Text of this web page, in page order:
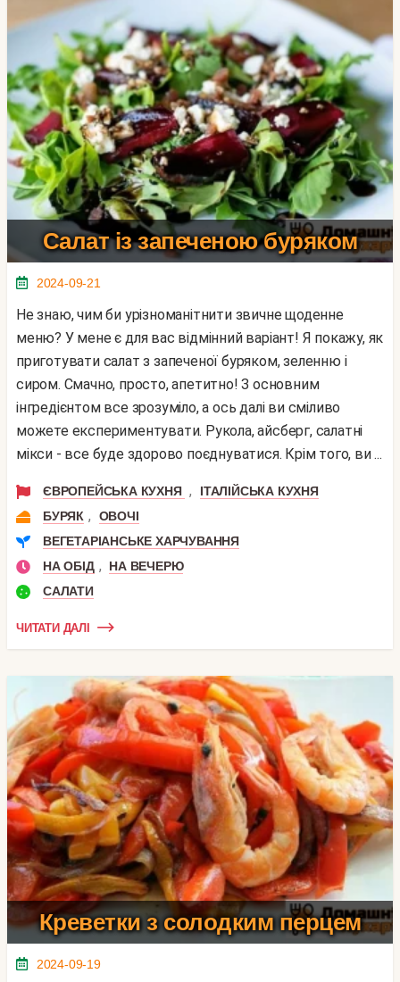
Салат із запеченою буряком
2024-09-21
Не знаю, чим би урізноманітнити звичне щоденне
меню? У мене є для вас відмінний варіант! Я покажу, як
приготувати салат з запеченої буряком, зеленню і
сиром. Смачно, просто, апетитно! З основним
інгредієнтом все зрозуміло, а ось далі ви сміливо
можете експериментувати. Рукола, айсберг, салатні
мікси - все буде здорово поєднуватися. Крім того, ви ...
ЄВРОПЕЙСЬКА КУХНЯ ,
ІТАЛІЙСЬКА КУХНЯ
БУРЯК ,
ОВОЧІ
ВЕГЕТАРІАНСЬКЕ ХАРЧУВАННЯ
НА ОБІД ,
НА ВЕЧЕРЮ
САЛАТИ
ЧИТАТИ ДАЛІ
Креветки з солодким перцем
2024-09-19